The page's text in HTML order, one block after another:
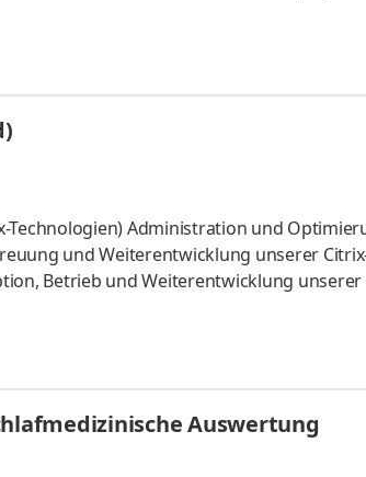
von Windows- (2019/2025) / Linux-
Webservices, RDS) sowie Betrieb /
Technologien) Administration und
und Weiterentwicklung unserer
Betrieb und Weiterentwicklung unserer
Themen: Endpoint Security/XDR,
Auswertung